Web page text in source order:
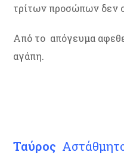
τρίτων προσώπων δεν
Από το απόγευμα
αγάπη.
Ταύρος